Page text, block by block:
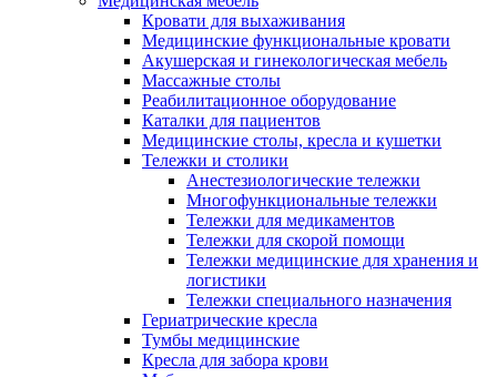
Кровати для выхаживания
Медицинские функциональные кровати
Акушерская и гинекологическая мебель
Массажные столы
Реабилитационное оборудование
Каталки для пациентов
Медицинские столы, кресла и кушетки
Тележки и столики
Анестезиологические тележки
Многофункциональные тележки
Тележки для медикаментов
Тележки для скорой помощи
Тележки медицинские для хранения и
логистики
Тележки специального назначения
Гериатрические кресла
Тумбы медицинские
Кресла для забора крови